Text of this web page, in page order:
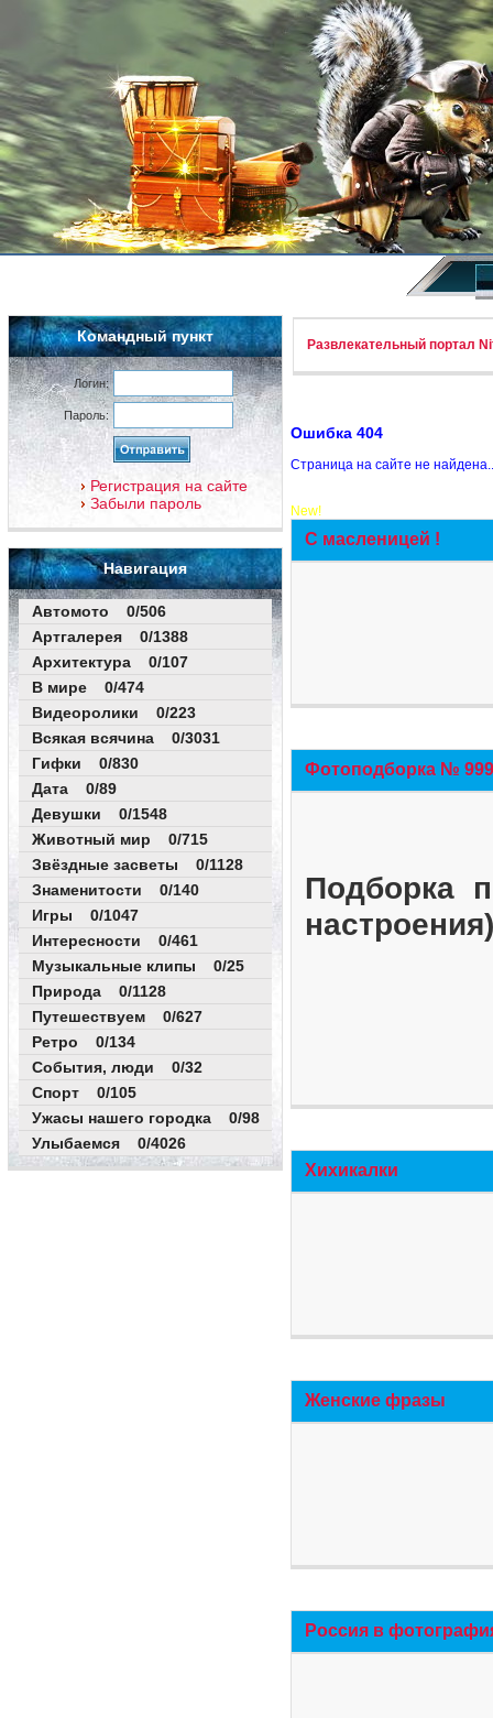
Командный пункт
Логин:
Пароль:
Регистрация на сайте
Забыли пароль
Навигация
Автомото 0/506
Артгалерея 0/1388
Архитектура 0/107
В мире 0/474
Видеоролики 0/223
Всякая всячина 0/3031
Гифки 0/830
Дата 0/89
Девушки 0/1548
Животный мир 0/715
Звёздные засветы 0/1128
Знаменитости 0/140
Игры 0/1047
Интересности 0/461
Музыкальные клипы 0/25
Природа 0/1128
Путешествуем 0/627
Ретро 0/134
События, люди 0/32
Спорт 0/105
Ужасы нашего городка 0/98
Улыбаемся 0/4026
Развлекательный портал
Ошибка 404
Страница на сайте не
New!
С масленицей !
Фотоподборка №
Подборка
Хихикалки
Женские фразы
Россия в